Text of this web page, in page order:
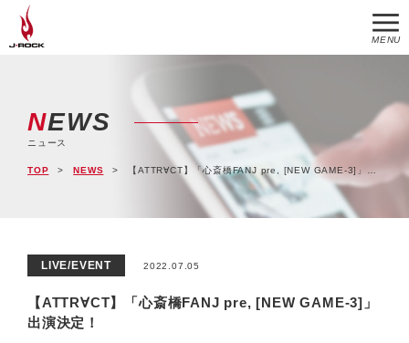
MENU
NEWS
ニュース
TOP NEWS 【ATTR∀CT】「心斎橋FANJ pre, [NEW GAME-3]」出演決定！
LIVE/EVENT 2022.07.05
【ATTR∀CT】「心斎橋FANJ pre, [NEW GAME-3]」
出演決定！